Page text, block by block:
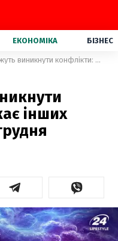
ЕКОНОМІКА БІЗНЕС
У Левів можуть виникнути конфлікти: що чекає інших знаків зодіаку 18 грудня
інших